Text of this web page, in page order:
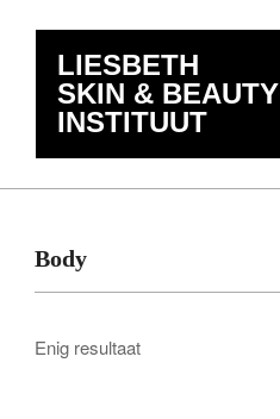
LIESBETH
SKIN & BEAUTY
INSTITUUT
Body
Enig resultaat